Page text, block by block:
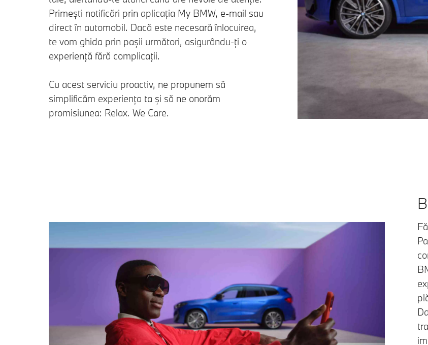
Primești notificări prin aplicația My BMW, e-mail sau
direct în automobil. Dacă este necesară înlocuirea,
te vom ghida prin pașii următori, asigurându-ți o
experiență fără complicații.
Cu acest serviciu proactiv, ne propunem să
simplificăm experiența ta și să ne onorăm
promisiunea: Relax. We Care.